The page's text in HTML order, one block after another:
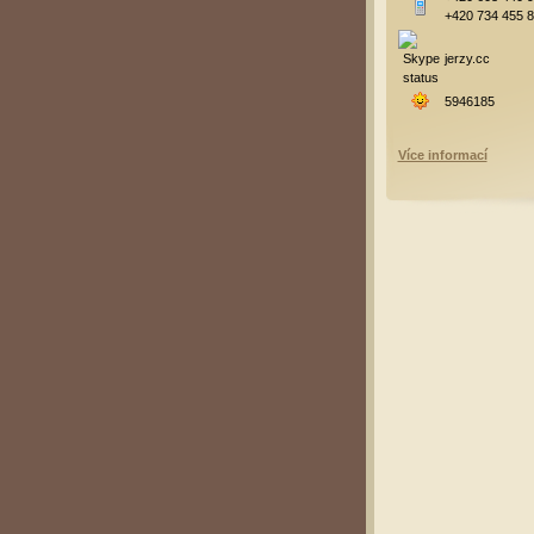
+420 734 455
jerzy.cc
5946185
Více informací